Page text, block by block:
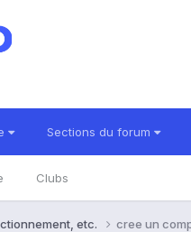
Sections du forum
Clubs
etc. cree un